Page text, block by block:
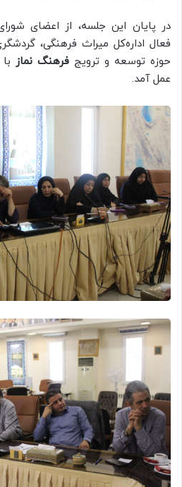
در پایان این جلسه، از اعضای
فعال اداره‌کل میراث فرهنگی،
حوزه توسعه و ترویج فرهنگ نماز
عمل آمد.